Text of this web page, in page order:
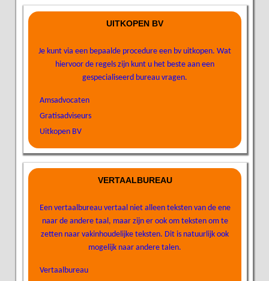
UITKOPEN BV
Je kunt via een bepaalde procedure een bv uitkopen. Wat
hiervoor de regels zijn kunt u het beste aan een
gespecialiseerd bureau vragen.
Amsadvocaten
Gratisadviseurs
Uitkopen BV
VERTAALBUREAU
Een vertaalbureau vertaal niet alleen teksten van de ene
naar de andere taal, maar zijn er ook om teksten om te
zetten naar vakinhoudelijke teksten. Dit is natuurlijk ook
mogelijk naar andere talen.
Vertaalbureau